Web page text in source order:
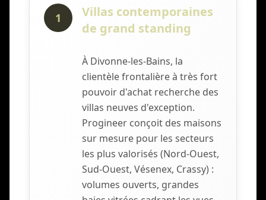
1
Villas contemporaines
de grand standing
À Divonne-les-Bains, la
clientèle frontalière à très fort
pouvoir d'achat recherche des
villas neuves d'exception.
Progineer conçoit des maisons
sur mesure pour les secteurs
les plus valorisés (Nord-Ouest,
Sud-Ouest, Vésenex, Crassy) :
volumes ouverts, grandes